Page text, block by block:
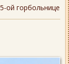
ой горбольнице